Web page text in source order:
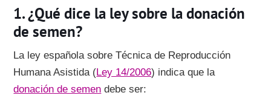
¿Qué dice la ley sobre la donación
de semen?
La ley española sobre Técnica de Reproducción
Humana Asistida (Ley 14/2006) indica que la
donación de semen debe ser: